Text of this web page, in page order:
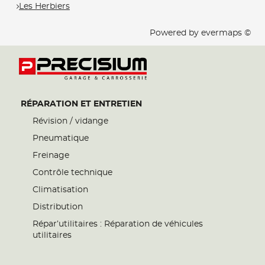
Les Herbiers
Powered by evermaps ©
RÉPARATION ET ENTRETIEN
Révision / vidange
Pneumatique
Freinage
Contrôle technique
Climatisation
Distribution
Répar’utilitaires : Réparation de véhicules
utilitaires